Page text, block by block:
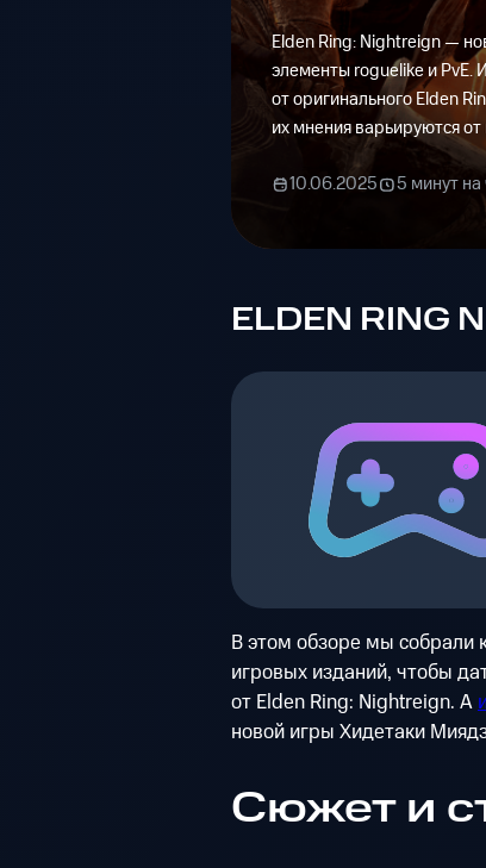
Elden Ring: Nightreign —
элементы roguelike и PvE.
от оригинального Elden
их мнения варьируются
10.06.2025 5 минут на
ELDEN RING
В этом обзоре мы
игровых изданий, чтобы
от Elden Ring: Nightreign. А
новой игры Хидетаки
Сюжет и